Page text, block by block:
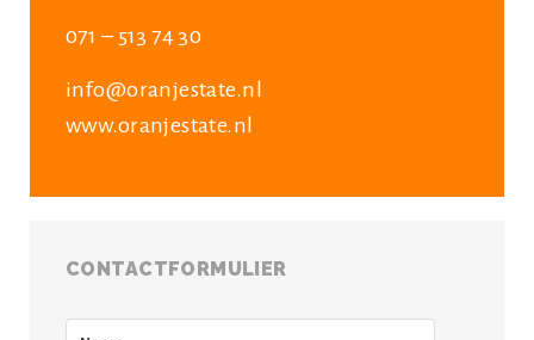
071 – 513 74 30
info@oranjestate.nl
www.oranjestate.nl
CONTACTFORMULIER